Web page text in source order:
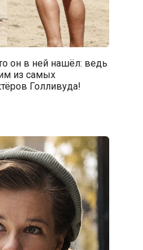
он в ней нашёл: ведь
из самых
Голливуда!